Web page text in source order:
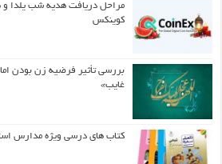
مراحل دریافت هدیه شب یلدا
کوینکس
بررسی تأثیر فرضیه زن بودن
غایب»
کتاب های درسی ویژه مدارس